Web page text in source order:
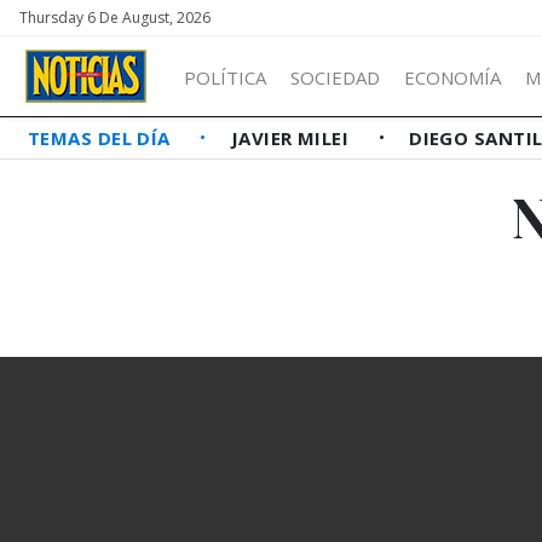
Thursday 6 De August, 2026
POLÍTICA SOCIEDAD ECONOMÍA
TEMAS DEL DÍA JAVIER MILEI DIEGO